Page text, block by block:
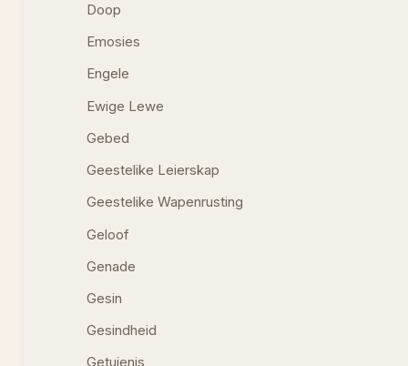
Doop
Emosies
Engele
Ewige Lewe
Gebed
Geestelike Leierskap
Geestelike Wapenrusting
Geloof
Genade
Gesin
Gesindheid